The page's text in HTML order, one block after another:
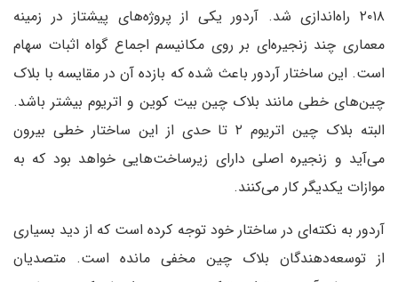
۲۰۱۸ راه‌اندازی شد. آردور یکی از پروژه‌های پیشتاز در زمینه
معماری چند زنجیره‌ای بر روی مکانیسم اجماع گواه اثبات سهام
است. این ساختار آردور باعث شده که بازده آن در مقایسه با بلاک
چین‌های خطی مانند بلاک چین بیت کوین و اتریوم بیشتر باشد.
البته بلاک چین اتریوم ۲ تا حدی از این ساختار خطی بیرون
می‌آید و زنجیره اصلی دارای زیرساخت‌هایی خواهد بود که به
موازات یکدیگر کار می‌کنند.
آردور به نکته‌ای در ساختار خود توجه کرده است که از دید بسیاری
از توسعه‌دهندگان بلاک چین مخفی مانده است. متصدیان